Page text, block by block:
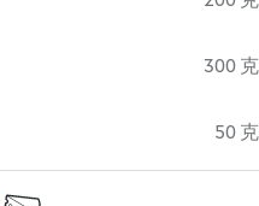
300 克
50 克